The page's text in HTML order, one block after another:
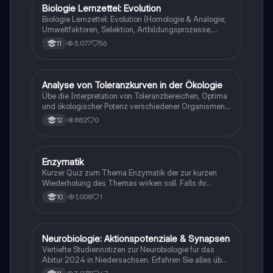
Biologie
Biologie Lernzettel: Evolution
Biologie Lernzettel: Evolution (Homologie & Analogie,
Umweltfaktoren, Selektion, Artbildungsprozesse,
Klimaregeln, Konkurrenz, Evolution des Menschen…)
11 3,077 56
ABiologie
Analyse von Toleranzkurven in der Ökologie
Übe die Interpretation von Toleranzbereichen, Optima
und ökologischer Potenz verschiedener Organismen
gegenüber Umweltfaktoren.
12 882 0
EBiologie
Enzymatik
Kurzer Quiz zum Thema Enzymatik der zur kurzen
Wiederholung des Themas wirken soll. Falls ihr
Fehlern begegnet wäre ich dankbar ,wenn ihr mir
diese weiterleitet. Danke und euch viel Spaß dabei!
10 1,008 1
Biologie
Neurobiologie: Aktionspotenziale & Synapsen
Vertiefte Studiennotizen zur Neurobiologie für das
Abitur 2024 in Niedersachsen. Erfahren Sie alles über
Aktionspotenziale, Ruhepotenziale, synaptische